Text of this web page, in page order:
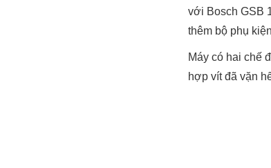
với Bosch GSB
thêm bộ phụ
Máy có hai chế
hợp vít đã vặn